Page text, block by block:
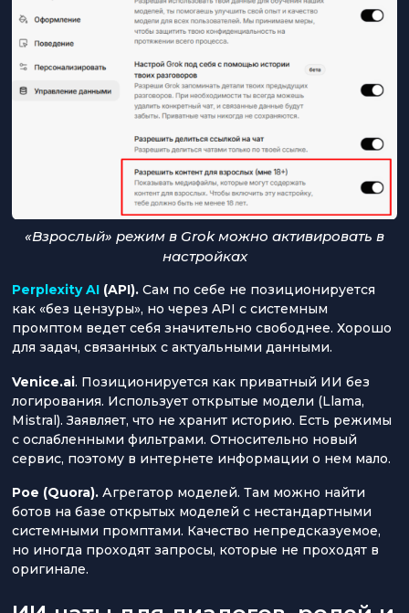
«Взрослый» режим в Grok можно активировать в
настройках
Perplexity AI (API). Сам по себе не позиционируется
как «без цензуры», но через API с системным
промптом ведет себя значительно свободнее. Хорошо
для задач, связанных с актуальными данными.
Venice.ai. Позиционируется как приватный ИИ без
логирования. Использует открытые модели (Llama,
Mistral). Заявляет, что не хранит историю. Есть режимы
с ослабленными фильтрами. Относительно новый
сервис, поэтому в интернете информации о нем мало.
Poe (Quora). Агрегатор моделей. Там можно найти
ботов на базе открытых моделей с нестандартными
системными промптами. Качество непредсказуемое,
но иногда проходят запросы, которые не проходят в
оригинале.